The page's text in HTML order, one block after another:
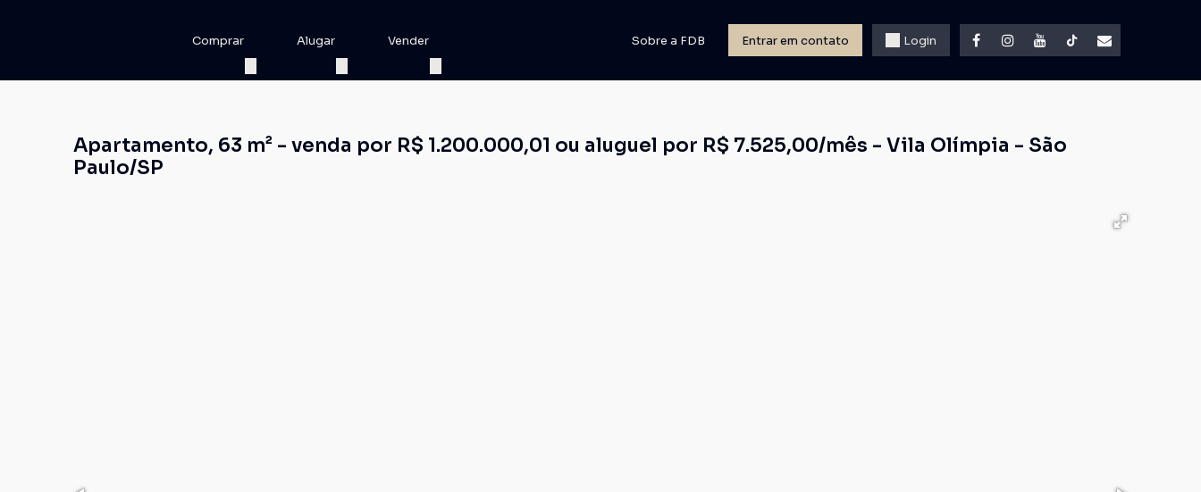
Login
Entrar em contato
Sobre a FDB
Vender
Alugar
Comprar
Apartamento, 63 m² - venda por R$ 1.200.000,01 ou aluguel por R$ 7.525,00/mês - Vila Olímpia - São
Paulo/SP